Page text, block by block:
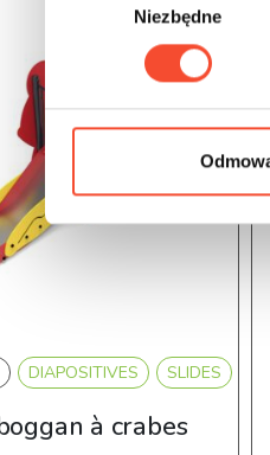
r
g
d
y
Niezbędne
DIAPOSITIVES SLIDES
à crabes